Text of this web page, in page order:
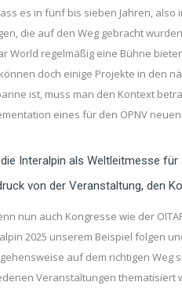
es in fünf bis sieben Jahren,
die auf den Weg gebracht
World regelmäßig eine Bühne
doch einige Projekte in den
ist, muss man den Kontext
eines für den ÖPNV
Interalpin als Weltleitmesse
von der Veranstaltung, den
nun auch Kongresse wie der
2025 unserem Beispiel folgen
auf dem richtigen Weg
Veranstaltungen thematisiert